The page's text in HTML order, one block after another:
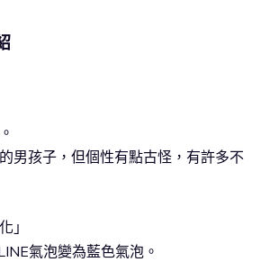
男孩子，但個性有點古怪，有許多不
」
氣泡變為藍色氣泡。